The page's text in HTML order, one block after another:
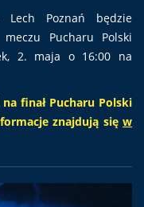
Lech Poznań będzie
Pucharu Polski
2. maja o 16:00 na
finał Pucharu Polski
znajdują się w